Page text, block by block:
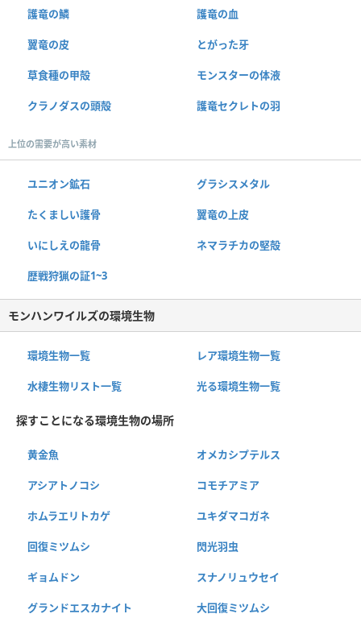
護竜の鱗 護竜の血
翼竜の皮 とがった牙
草食種の甲殻 モンスターの体液
クラノダスの頭殻 護竜セクレトの羽
上位の需要が高い素材
ユニオン鉱石 グラシスメタル
たくましい護骨 翼竜の上皮
いにしえの龍骨 ネマラチカの堅殻
歴戦狩猟の証1~3
モンハンワイルズの環境生物
環境生物一覧 レア環境生物一覧
水棲生物リスト一覧 光る環境生物一覧
探すことになる環境生物の場所
黄金魚 オメカシプテルス
アシアトノコシ コモチアミア
ホムラエリトカゲ ユキダマコガネ
回復ミツムシ 閃光羽虫
ギョムドン スナノリュウセイ
グランドエスカナイト 大回復ミツムシ